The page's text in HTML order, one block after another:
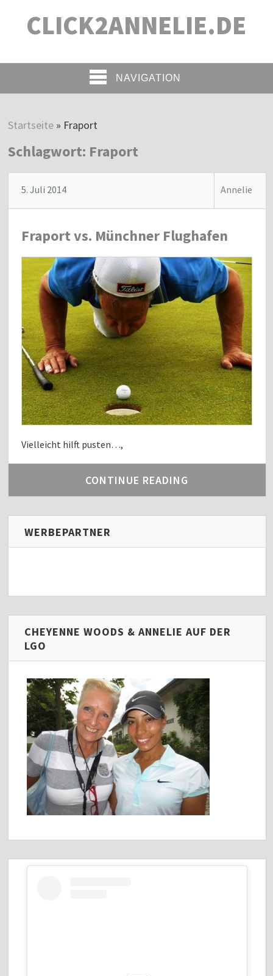
CLICK2ANNELIE.DE
NAVIGATION
Startseite » Fraport
Schlagwort: Fraport
5. Juli 2014 Annelie
Fraport vs. Münchner Flughafen
Vielleicht hilft pusten…,
CONTINUE READING
WERBEPARTNER
CHEYENNE WOODS & ANNELIE AUF DER
LGO